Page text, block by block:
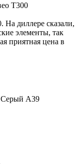
Т300
На диллере сказали,
элементы, так
приятная цена в
Серый A39